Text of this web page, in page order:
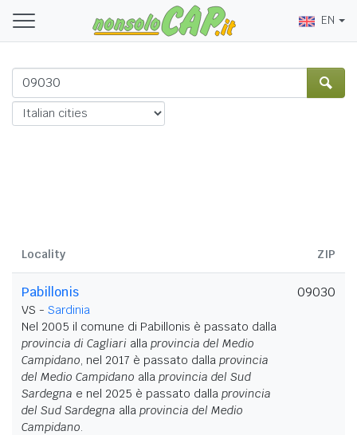
EN
Locality ZIP
Pabillonis
VS - Sardinia
Nel 2005 il comune di Pabillonis è passato dalla
provincia di Cagliari alla provincia del Medio
Campidano, nel 2017 è passato dalla provincia
del Medio Campidano alla provincia del Sud
Sardegna e nel 2025 è passato dalla provincia
del Sud Sardegna alla provincia del Medio
Campidano.
09030